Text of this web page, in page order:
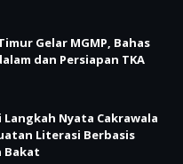
Gelar MGMP, Bahas
dan Persiapan TKA
Langkah Nyata Cakrawala
Literasi Berbasis
Bakat